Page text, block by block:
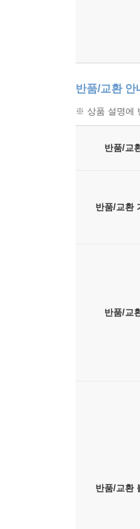
반품/교환 안
※ 상품 설명에
반품/교
반품/교환
반품/교
반품/교환